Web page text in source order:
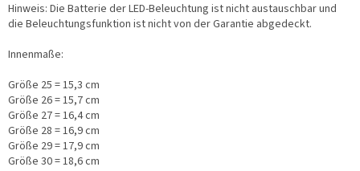
Hinweis: Die Batterie der LED-Beleuchtung ist nicht austauschbar und
die Beleuchtungsfunktion ist nicht von der Garantie abgedeckt.
Innenmaße:
Größe 25 = 15,3 cm
Größe 26 = 15,7 cm
Größe 27 = 16,4 cm
Größe 28 = 16,9 cm
Größe 29 = 17,9 cm
Größe 30 = 18,6 cm